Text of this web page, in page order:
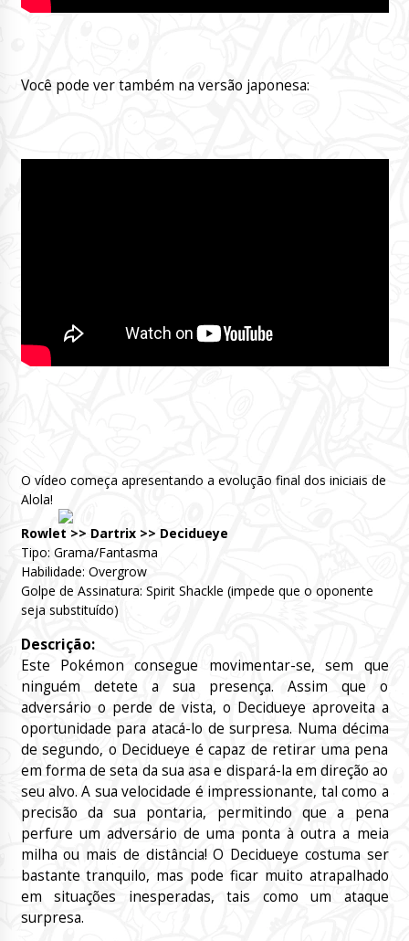
Você pode ver também na versão japonesa:
O vídeo começa apresentando a evolução final dos iniciais de
Alola!
Rowlet >> Dartrix >> Decidueye
Tipo: Grama/Fantasma
Habilidade: Overgrow
Golpe de Assinatura: Spirit Shackle (impede que o oponente
seja substituído)
Descrição:
Este Pokémon consegue movimentar-se, sem que
ninguém detete a sua presença. Assim que o
adversário o perde de vista, o Decidueye aproveita a
oportunidade para atacá-lo de surpresa. Numa décima
de segundo, o Decidueye é capaz de retirar uma pena
em forma de seta da sua asa e dispará-la em direção ao
seu alvo. A sua velocidade é impressionante, tal como a
precisão da sua pontaria, permitindo que a pena
perfure um adversário de uma ponta à outra a meia
milha ou mais de distância! O Decidueye costuma ser
bastante tranquilo, mas pode ficar muito atrapalhado
em situações inesperadas, tais como um ataque
surpresa.